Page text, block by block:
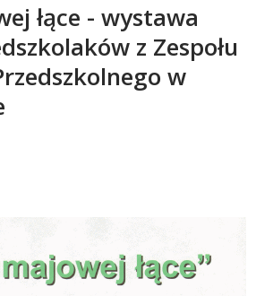
łące - wystawa
z Zespołu
w